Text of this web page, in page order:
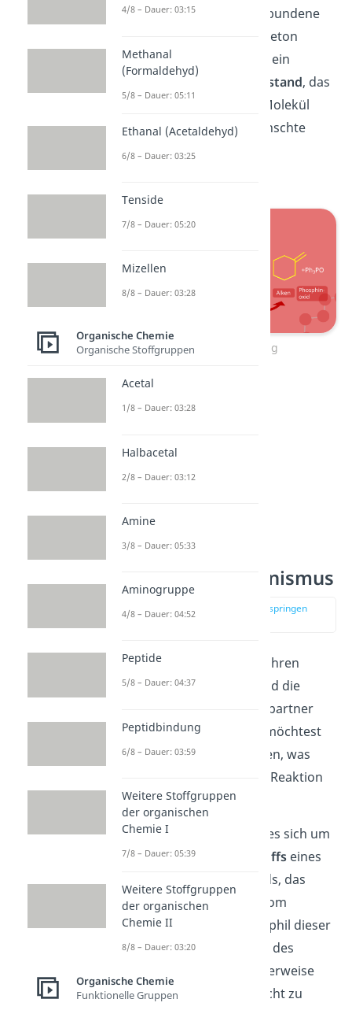
an das Phosphoratom gebundene
Kohlenstoffatom an das Keton
binden. Dadurch entsteht ein
metastabiler Zwischenzustand, das
Oxaphosphetan
. Dieses Molekül
zerfällt dann in das gewünschte
Alken und das stabilere
Reaktionsgleichung
Wittig
Reaktionsmechanismus
zur Stelle im Video springen
(00:44)
Jetzt hast du einen ungefähren
Überblick über das Ziel und die
teilnehmenden Reaktionspartner
der Wittig Reaktion. Nun möchtest
du bestimmt noch erfahren, was
denn genau während der Reaktion
abläuft.
Im ersten Schritt handelt es sich um
einenelektrophilen Angriffs eines
Kohlenstoffatoms des Ylids, das
direkt an das Phosphoratom
gebunden ist. Das Nukleophil dieser
Reaktion ist das
-C-Atom des
Ketons/Aldehyds. Normalerweise
sind Kohlenstoffatome nicht zu
4/8 – Dauer: 03:15
Methanal
(Formaldehyd)
5/8 – Dauer: 05:11
Ethanal (Acetaldehyd)
6/8 – Dauer: 03:25
Tenside
7/8 – Dauer: 05:20
Mizellen
8/8 – Dauer: 03:28
Organische Chemie
Organische Stoffgruppen
Acetal
1/8 – Dauer: 03:28
Halbacetal
2/8 – Dauer: 03:12
Amine
3/8 – Dauer: 05:33
Aminogruppe
4/8 – Dauer: 04:52
Peptide
5/8 – Dauer: 04:37
Peptidbindung
6/8 – Dauer: 03:59
Weitere Stoffgruppen
der organischen
Chemie I
7/8 – Dauer: 05:39
Weitere Stoffgruppen
der organischen
Chemie II
8/8 – Dauer: 03:20
Organische Chemie
Funktionelle Gruppen